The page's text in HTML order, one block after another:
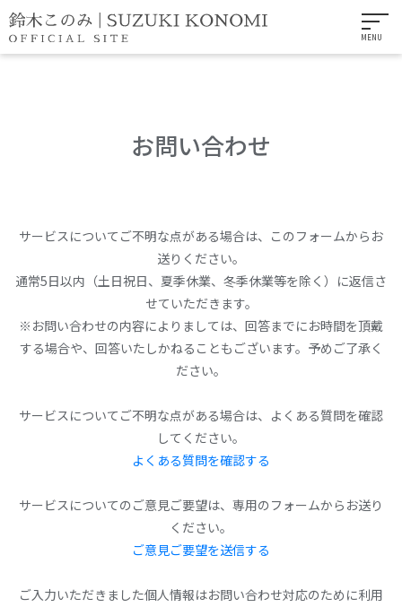
MENU
お問い合わせ
サービスについてご不明な点がある場合は、このフォームからお
送りください。
通常5日以内（土日祝日、夏季休業、冬季休業等を除く）に返信さ
せていただきます。
※お問い合わせの内容によりましては、回答までにお時間を頂戴
する場合や、回答いたしかねることもございます。予めご了承く
ださい。
サービスについてご不明な点がある場合は、よくある質問を確認
してください。
よくある質問を確認する
サービスについてのご意見ご要望は、専用のフォームからお送り
ください。
ご意見ご要望を送信する
ご入力いただきました個人情報はお問い合わせ対応のために利用